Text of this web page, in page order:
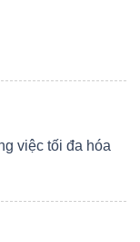
việc tối đa hóa